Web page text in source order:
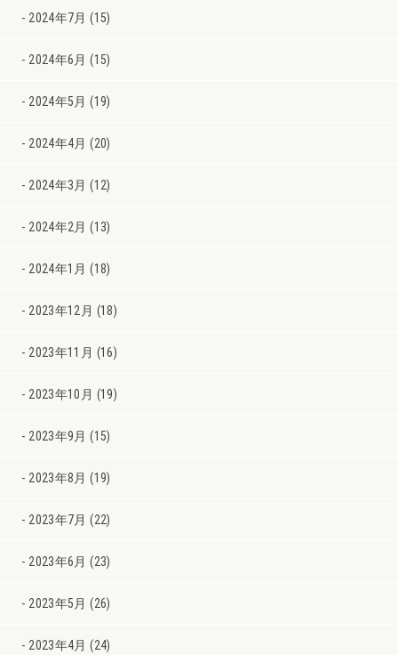
2024年7月 (15)
2024年6月 (15)
2024年5月 (19)
2024年4月 (20)
2024年3月 (12)
2024年2月 (13)
2024年1月 (18)
2023年12月 (18)
2023年11月 (16)
2023年10月 (19)
2023年9月 (15)
2023年8月 (19)
2023年7月 (22)
2023年6月 (23)
2023年5月 (26)
2023年4月 (24)